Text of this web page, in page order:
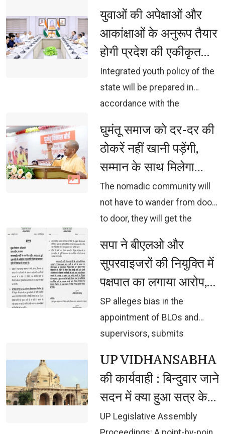
the session.
युवाओं की अपेक्षाओं और
आकांक्षाओं के अनुरूप तैयार
होगी प्रदेश की एकीकृत
युवा नीति: मुख्यमंत्री
Integrated youth policy of the
state will be prepared in
accordance with the
of the youth: Chief Minister
घुमंतू समाज को दर-दर की
ठोकरें नहीं खानी पड़ेंगी,
सम्मान के साथ मिलेगा
विकास का अवसर:
मुख्यमंत्री योगी आदित्यनाथ
The nomadic community will
not have to wander from door
to door, they will get the
with respect: Chief Minister
Yogi Adityanath
सपा ने बीएलओ और
सुपरवाइजरों की नियुक्ति में
पक्षपात का लगाया आरोप,
चुनाव आयोग को सौंपा
ज्ञापन, जांच की मांग
SP alleges bias in the
appointment of BLOs and
supervisors, submits
Commission, demands
investigation
UP VIDHANSABHA
की कार्यवाही : बिन्दुवार जाने
सदन में क्या हुआ सत्र के
तीसरे दिन
UP Legislative Assembly